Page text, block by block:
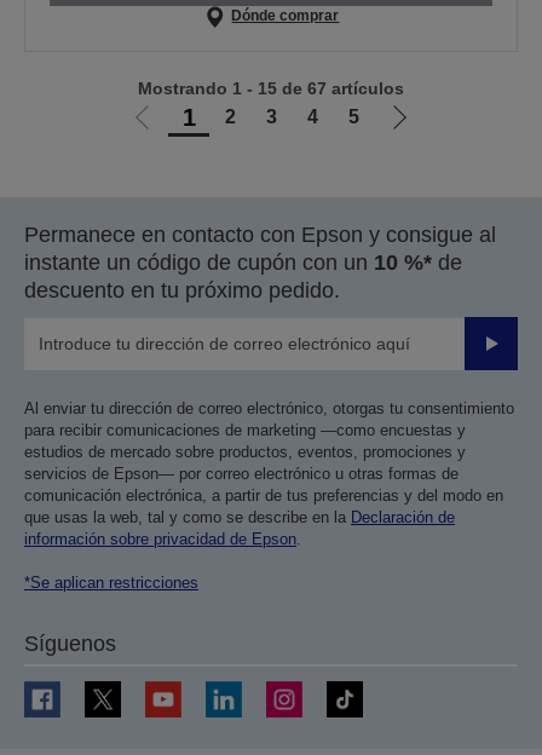
Dónde comprar
Ir
anterior
1 2 3 4 5
Ir
siguiente
Mostrando 1 - 15 de 67 artículos
Permanece en contacto con Epson y consigue al
instante un código de cupón con un 10 %* de
descuento en tu próximo pedido.
Enviar
Al enviar tu dirección de correo electrónico, otorgas tu consentimiento
para recibir comunicaciones de marketing —como encuestas y
estudios de mercado sobre productos, eventos, promociones y
servicios de Epson— por correo electrónico u otras formas de
comunicación electrónica, a partir de tus preferencias y del modo en
que usas la web, tal y como se describe en la Declaración de
información sobre privacidad de Epson.
*Se aplican restricciones
Síguenos